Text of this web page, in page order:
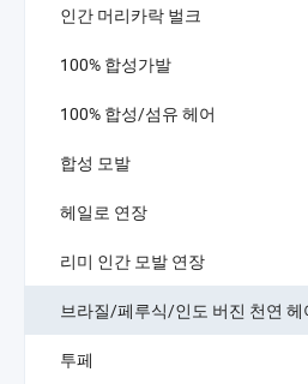
인간 머리카락 벌크
100% 합성가발
100% 합성/섬유 헤어
합성 모발
헤일로 연장
리미 인간 모발 연장
브라질/페루식/인도 버진 천연 헤
투페